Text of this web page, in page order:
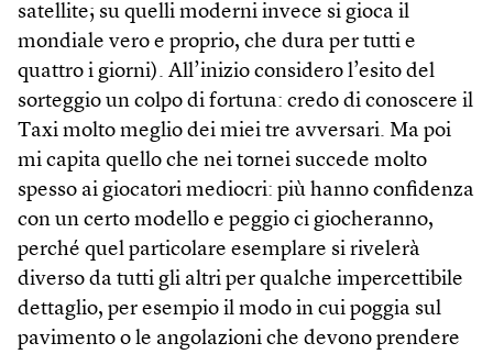
satellite; su quelli moderni invece si gioca il
mondiale vero e proprio, che dura per tutti e
quattro i giorni). All’inizio considero l’esito del
sorteggio un colpo di fortuna: credo di conoscere il
Taxi molto meglio dei miei tre avversari. Ma poi
mi capita quello che nei tornei succede molto
spesso ai giocatori mediocri: più hanno confidenza
con un certo modello e peggio ci giocheranno,
perché quel particolare esemplare si rivelerà
diverso da tutti gli altri per qualche impercettibile
dettaglio, per esempio il modo in cui poggia sul
pavimento o le angolazioni che devono prendere